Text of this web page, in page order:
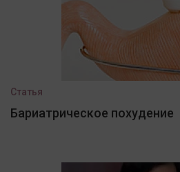
Статья
Бариатрическое похудение